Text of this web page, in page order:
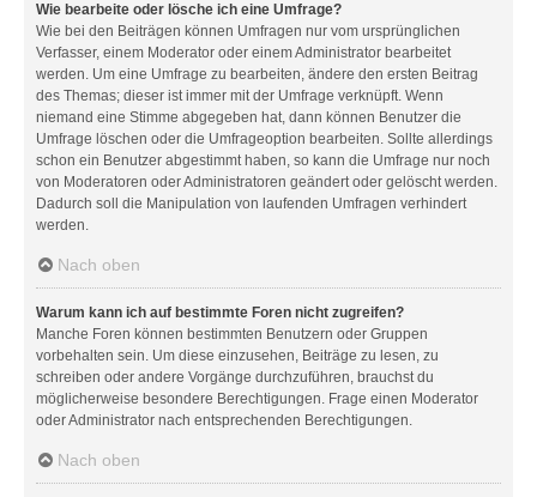
Wie bearbeite oder lösche ich eine Umfrage?
Wie bei den Beiträgen können Umfragen nur vom ursprünglichen
Verfasser, einem Moderator oder einem Administrator bearbeitet
werden. Um eine Umfrage zu bearbeiten, ändere den ersten Beitrag
des Themas; dieser ist immer mit der Umfrage verknüpft. Wenn
niemand eine Stimme abgegeben hat, dann können Benutzer die
Umfrage löschen oder die Umfrageoption bearbeiten. Sollte allerdings
schon ein Benutzer abgestimmt haben, so kann die Umfrage nur noch
von Moderatoren oder Administratoren geändert oder gelöscht werden.
Dadurch soll die Manipulation von laufenden Umfragen verhindert
werden.
Nach oben
Warum kann ich auf bestimmte Foren nicht zugreifen?
Manche Foren können bestimmten Benutzern oder Gruppen
vorbehalten sein. Um diese einzusehen, Beiträge zu lesen, zu
schreiben oder andere Vorgänge durchzuführen, brauchst du
möglicherweise besondere Berechtigungen. Frage einen Moderator
oder Administrator nach entsprechenden Berechtigungen.
Nach oben